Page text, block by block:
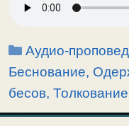
понятие о
житейскими
23-е воскресенье
гл.8, ст.26-39. “О
Рубрики
Аудио-
Беснование,
бесов,